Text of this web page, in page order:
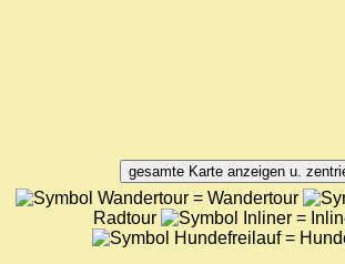
= Wandertour
Radtour
=
=